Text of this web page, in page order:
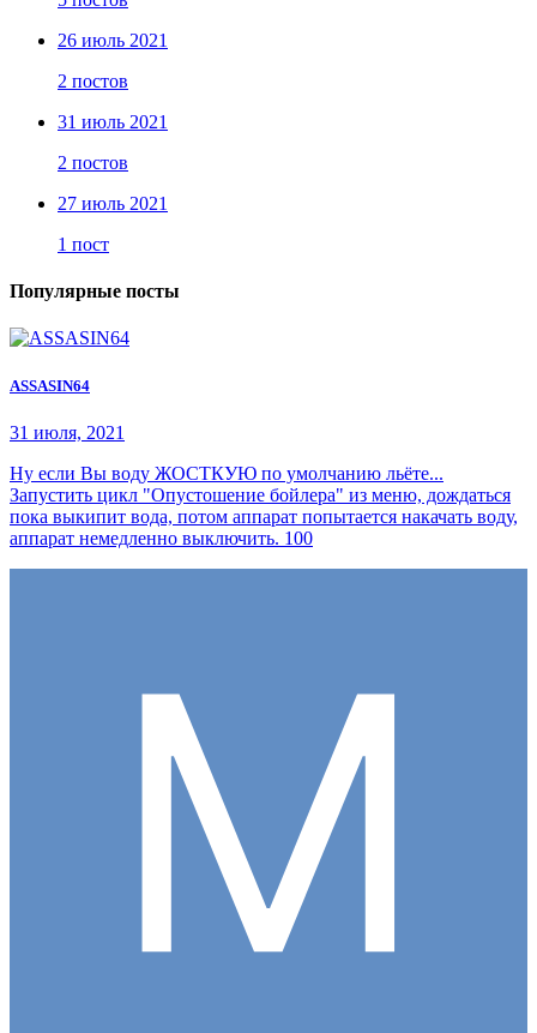
26 июль 2021
2 постов
31 июль 2021
2 постов
27 июль 2021
1 пост
Популярные посты
ASSASIN64
31 июля, 2021
Ну если Вы воду ЖОСТКУЮ по умолчанию льёте...
Запустить цикл "Опустошение бойлера" из меню, дождаться
пока выкипит вода, потом аппарат попытается накачать воду,
аппарат немедленно выключить. 100